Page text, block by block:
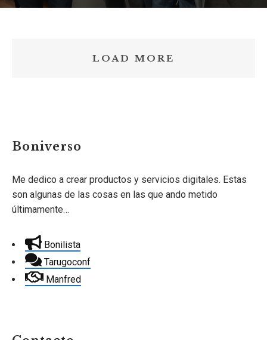
LOAD MORE
Boniverso
Me dedico a crear productos y servicios digitales. Estas
son algunas de las cosas en las que ando metido
últimamente…
Bonilista
Tarugoconf
Manfred